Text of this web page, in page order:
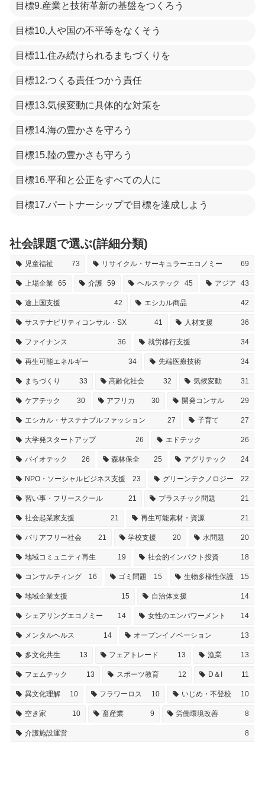
目標9.産業と技術革新の基盤をつくろう
目標10.人や国の不平等をなくそう
目標11.住み続けられるまちづくりを
目標12.つくる責任つかう責任
目標13.気候変動に具体的な対策を
目標14.海の豊かさを守ろう
目標15.陸の豊かさも守ろう
目標16.平和と公正をすべての人に
目標17.パートナーシップで目標を達成しよう
社会課題で選ぶ(詳細分類)
児童福祉 73 リサイクル・サーキュラーエコノミー 69
上場企業 65 介護 59 ヘルステック 45 アジア 43
途上国支援 42 エシカル商品 42
サステナビリティコンサル・SX 41 人材支援 36
ファイナンス 36 就労移行支援 34
再生可能エネルギー 34 先端医療技術 34
まちづくり 33 高齢化社会 32 気候変動 31
ケアテック 30 アフリカ 30 開発コンサル 29
エシカル・サステナブルファッション 27 子育て 27
大学発スタートアップ 26 エドテック 26
バイオテック 26 森林保全 25 アグリテック 24
NPO・ソーシャルビジネス支援 23 グリーンテクノロジー 22
習い事・フリースクール 21 プラスチック問題 21
社会起業家支援 21 再生可能素材・資源 21
バリアフリー社会 21 学校支援 20 水問題 20
地域コミュニティ再生 19 社会的インパクト投資 18
コンサルティング 16 ゴミ問題 15 生物多様性保護 15
地域企業支援 15 自治体支援 14
シェアリングエコノミー 14 女性のエンパワーメント 14
メンタルヘルス 14 オープンイノベーション 13
多文化共生 13 フェアトレード 13 漁業 13
フェムテック 13 スポーツ教育 12 D＆I 11
異文化理解 10 フラワーロス 10 いじめ・不登校 10
空き家 10 畜産業 9 労働環境改善 8
介護施設運営 8